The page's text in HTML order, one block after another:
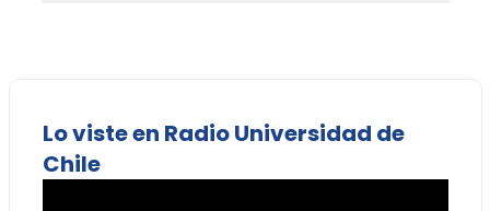
Lo viste en Radio Universidad de
Chile